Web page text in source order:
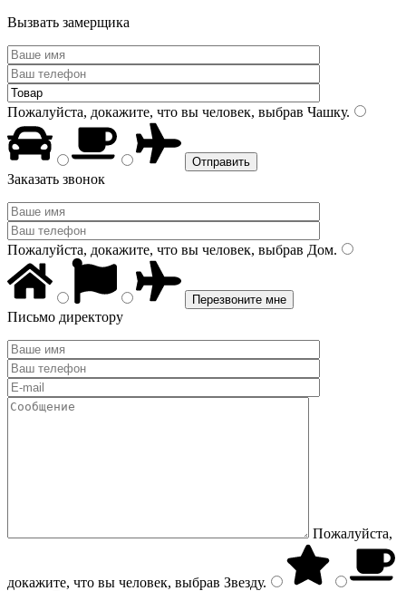
Вызвать замерщика
Пожалуйста, докажите, что вы человек, выбрав Чашку.
Заказать звонок
Пожалуйста, докажите, что вы человек, выбрав Дом.
Письмо директору
Пожалуйста,
докажите, что вы человек, выбрав Звезду.